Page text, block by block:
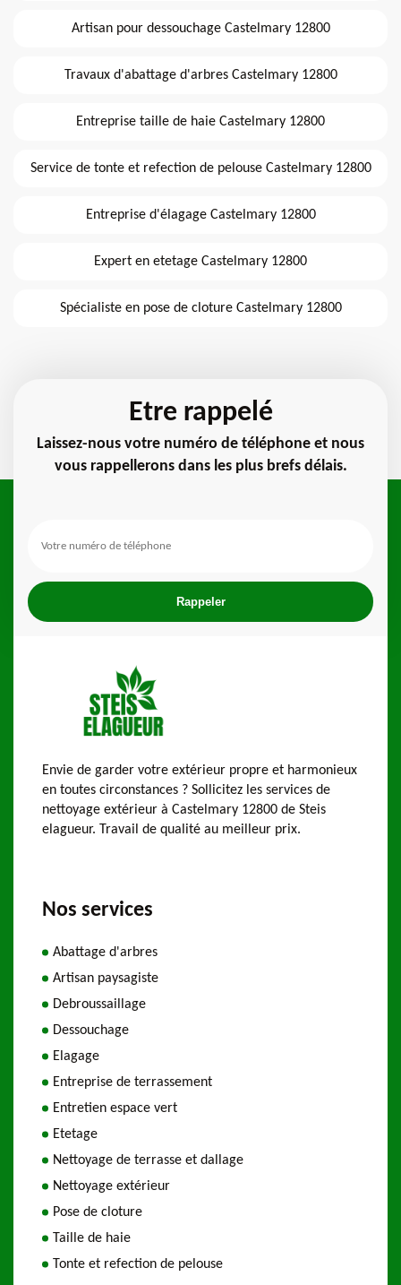
Artisan pour dessouchage Castelmary 12800
Travaux d'abattage d'arbres Castelmary 12800
Entreprise taille de haie Castelmary 12800
Service de tonte et refection de pelouse Castelmary 12800
Entreprise d'élagage Castelmary 12800
Expert en etetage Castelmary 12800
Spécialiste en pose de cloture Castelmary 12800
Etre rappelé
Laissez-nous votre numéro de téléphone et nous
vous rappellerons dans les plus brefs délais.
Envie de garder votre extérieur propre et harmonieux
en toutes circonstances ? Sollicitez les services de
nettoyage extérieur à Castelmary 12800 de Steis
elagueur. Travail de qualité au meilleur prix.
Nos services
Abattage d'arbres
Artisan paysagiste
Debroussaillage
Dessouchage
Elagage
Entreprise de terrassement
Entretien espace vert
Etetage
Nettoyage de terrasse et dallage
Nettoyage extérieur
Pose de cloture
Taille de haie
Tonte et refection de pelouse